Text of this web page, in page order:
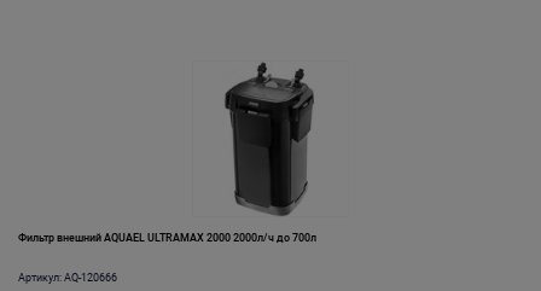
Фильтр внешний AQUAEL ULTRAMAX 2000 2000л/ч до 700л
Артикул: AQ-120666